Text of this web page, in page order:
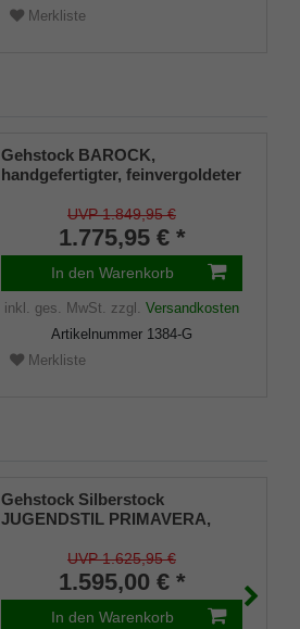
Merkliste
Gehstock BAROCK,
handgefertigter, feinvergoldeter
aus edlem Makassar-Ebenholz
98 cm, inkl. Gummipuffer.
UVP 1.849,95 €
1.775,95 € *
In den Warenkorb
inkl. ges. MwSt. zzgl. Versandkosten
Artikelnummer 1384-G
Merkliste
Gehstock Silberstock
JUGENDSTIL PRIMAVERA,
schönen Ziselierungen, Stock
aus edlem Makassar-Ebenholz,
Gummipuffer.
UVP 1.625,95 €
1.595,00 € *
In den Warenkorb